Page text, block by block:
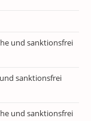
und sanktionsfrei
sanktionsfrei
und sanktionsfrei